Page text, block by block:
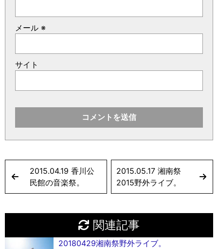
メール ※
サイト
2015.04.19 香川公
民館の音楽祭。
2015.05.17 湘南祭
2015野外ライブ。
関連記事
20180429湘南祭野外ライブ。